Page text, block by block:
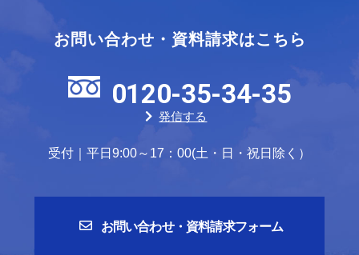
お問い合わせ・資料請求はこちら
0120-35-34-35
発信する
受付｜平日9:00～17：00(土・日・祝日除く）
お問い合わせ・資料請求フォーム